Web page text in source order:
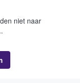
niet naar